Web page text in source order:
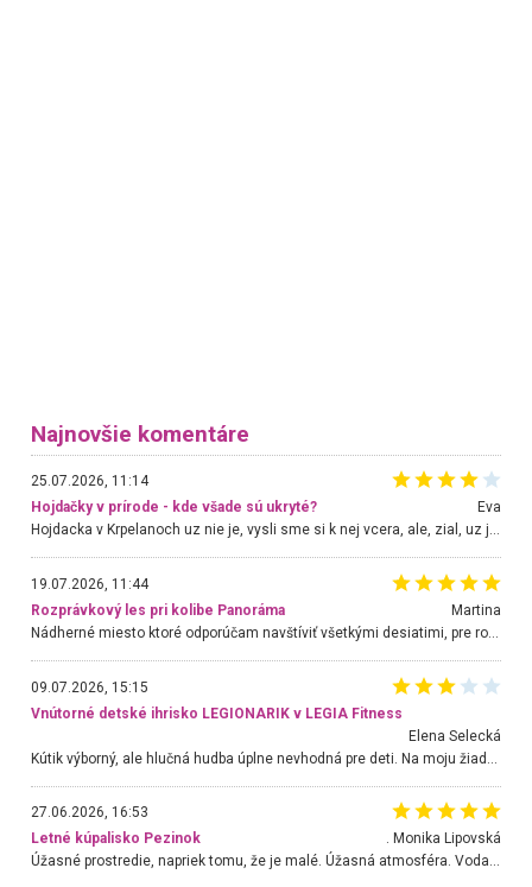
Najnovšie komentáre
25.07.2026, 11:14
Hojdačky v prírode - kde všade sú ukryté?
Eva
Hojdacka v Krpelanoch uz nie je, vysli sme si k nej vcera, ale, zial, uz je znicena. Ak sem planujete cestu len kvoli hojdacke, mozete si ju usetrit. Krasny vyhlad je tu vsak aj bez hojdacky :-)
19.07.2026, 11:44
Rozprávkový les pri kolibe Panoráma
Martina
Nádherné miesto ktoré odporúčam navštíviť všetkými desiatimi, pre rodiny s deťmi, dôchodcom... Proste a jednoducho ozaj rozprávkový les.. určite ešte prídeme. Odniesli sme si na pamiatku krásne tričká,
09.07.2026, 15:15
Vnútorné detské ihrisko LEGIONARIK v LEGIA Fitness
Elena Selecká
27.06.2026, 16:53
Letné kúpalisko Pezinok
. Monika Lipovská
Úžasné prostredie, napriek tomu, že je malé. Úžasná atmosféra. Voda fantastická a nádherná. Ľudí je pomerne veľa, ale su mili a ohľaduplní. Je veľmi zaujímavé sledovať, ako dokážu spolu športovať cudzí ľudia a bez ohľadu na vek. Vládne tu pohoda. Vnuka neviem dostať z vody. Ďakujem za krásny deň . Urcite sa sem vrátim. Jediný problém je s parkovaním, ale aj ten sa mi podarilo vyriešiť. Monika Bratislava